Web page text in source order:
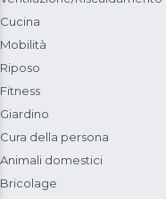
Cucina
Mobilità
Riposo
Fitness
Giardino
Cura della persona
Animali domestici
Bricolage